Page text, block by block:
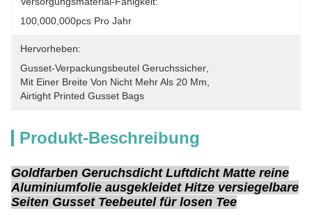
100,000,000pcs Pro Jahr
Hervorheben:
Gusset-Verpackungsbeutel Geruchssicher
Mit Einer Breite Von Nicht Mehr Als 20 Mm
Airtight Printed Gusset Bags
Produkt-Beschreibung
Goldfarben Geruchsdicht Luftdicht Matte reine
Aluminiumfolie ausgekleidet Hitze versiegelbare
Seiten Gusset Teebeutel für losen Tee